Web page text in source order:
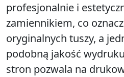
profesjonalnie i
zamiennikiem, co
oryginalnych tuszy, a
podobną jakość
stron pozwala na